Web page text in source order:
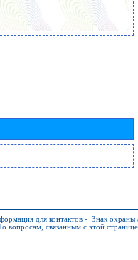
для контактов - Знак охраны
вопросам, связанным с этой